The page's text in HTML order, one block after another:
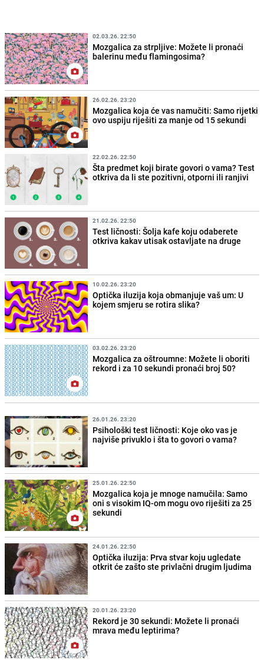
02.03.26. 22:50
Mozgalica za strpljive: Možete li pronaći
balerinu među flamingosima?
26.02.26. 23:20
Mozgalica koja će vas namučiti: Samo rijetki
ovo uspiju riješiti za manje od 15 sekundi
22.02.26. 22:50
Šta predmet koji birate govori o vama? Test
otkriva da li ste pozitivni, otporni ili ranjivi
21.02.26. 22:50
Test ličnosti: Šolja kafe koju odaberete
otkriva kakav utisak ostavljate na druge
10.02.26. 23:20
Optička iluzija koja obmanjuje vaš um: U
kojem smjeru se rotira slika?
03.02.26. 23:20
Mozgalica za oštroumne: Možete li oboriti
rekord i za 10 sekundi pronaći broj 50?
26.01.26. 23:20
Psihološki test ličnosti: Koje oko vas je
najviše privuklo i šta to govori o vama?
25.01.26. 22:50
Mozgalica koja je mnoge namučila: Samo
oni s visokim IQ-om mogu ovo riješiti za 25
sekundi
24.01.26. 22:50
Optička iluzija: Prva stvar koju ugledate
otkrit će zašto ste privlačni drugim ljudima
20.01.26. 23:20
Rekord je 30 sekundi: Možete li pronaći
mrava među leptirima?